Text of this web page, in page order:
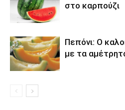
στο καρπούζι
Πεπόνι: Ο
με τα